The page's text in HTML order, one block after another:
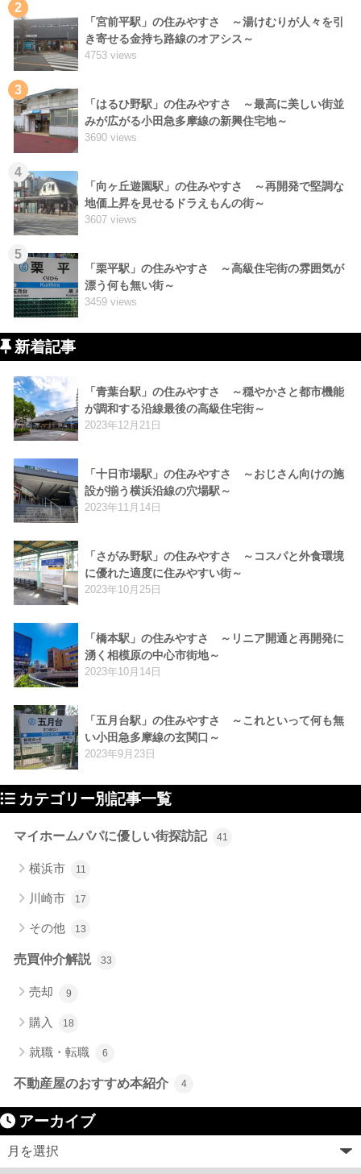
2
「宮前平駅」の住みやすさ ～湯けむりが人々を引
き寄せる金持ち路線のオアシス～
4753 views
3
「はるひ野駅」の住みやすさ ～最高に美しい街並
みが広がる小田急多摩線の新興住宅地～
3690 views
4
「向ヶ丘遊園駅」の住みやすさ ～再開発で堅調な
地価上昇を見せるドラえもんの街～
3607 views
5
「栗平駅」の住みやすさ ～高級住宅街の雰囲気が
漂う何も無い街～
3459 views
新着記事
「青葉台駅」の住みやすさ ～穏やかさと都市機能
が調和する沿線最後の高級住宅街～
2023年12月21日
「十日市場駅」の住みやすさ ～おじさん向けの施
設が揃う横浜沿線の穴場駅～
2023年11月14日
「さがみ野駅」の住みやすさ ～コスパと外食環境
に優れた適度に住みやすい街～
2023年10月25日
「橋本駅」の住みやすさ ～リニア開通と再開発に
湧く相模原の中心市街地～
2023年10月14日
「五月台駅」の住みやすさ ～これといって何も無
い小田急多摩線の玄関口～
2023年9月23日
カテゴリー別記事一覧
マイホームパパに優しい街探訪記 41
横浜市 11
川崎市 17
その他 13
売買仲介解説 33
売却 9
購入 18
就職・転職 6
不動産屋のおすすめ本紹介 4
アーカイブ